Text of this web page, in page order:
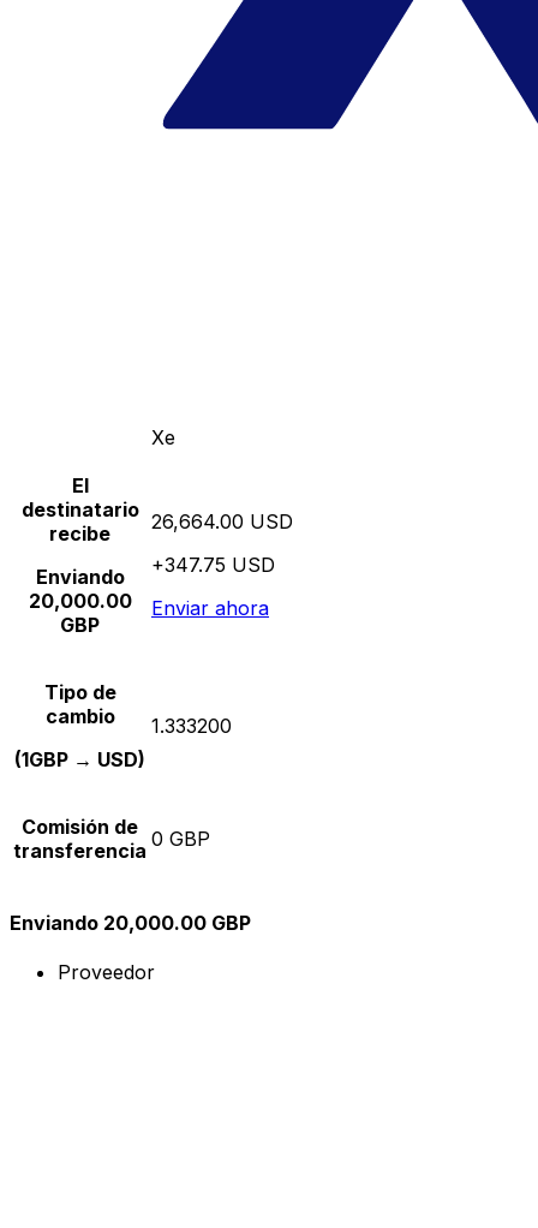
Xe
El
destinatario
recibe
Enviando
20,000.00
GBP
26,664.00 USD
+347.75 USD
Enviar ahora
Tipo de
cambio
(1GBP → USD)
1.333200
Comisión de
transferencia 0 GBP
Enviando 20,000.00 GBP
Proveedor